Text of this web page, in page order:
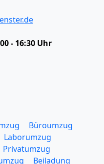
- 16:30 Uhr
Büroumzug
Laborumzug
Privatumzug
Beiladung